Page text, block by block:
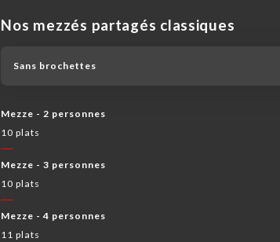
Nos mezzés partagés classiques
Sans brochettes
Mezze - 2 personnes
10 plats
Mezze - 3 personnes
10 plats
Mezze - 4 personnes
11 plats